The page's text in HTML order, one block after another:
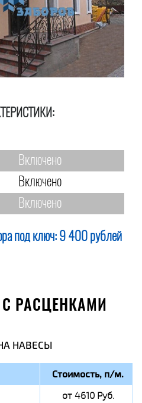
Включено
Включено
Включено
под ключ: 9 400 рублей
С РАСЦЕНКАМИ
НАВЕСЫ
Стоимость, п/м.
от 4610 Руб.